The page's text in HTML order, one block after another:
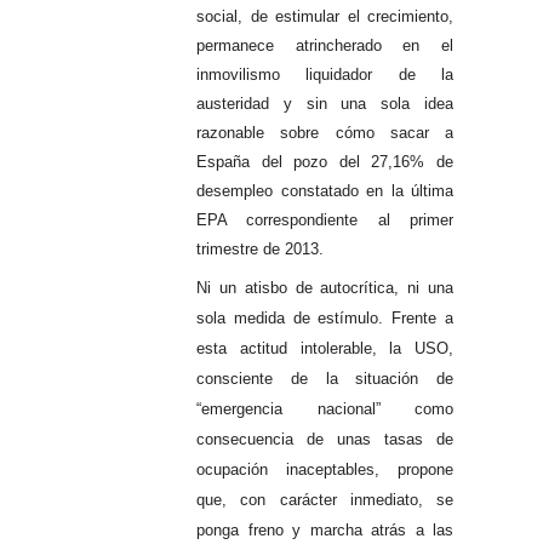
social, de estimular el crecimiento,
permanece atrincherado en el
inmovilismo liquidador de la
austeridad y sin una sola idea
razonable sobre cómo sacar a
España del pozo del 27,16% de
desempleo constatado en la última
EPA correspondiente al primer
trimestre de 2013.
Ni un atisbo de autocrítica, ni una
sola medida de estímulo. Frente a
esta actitud intolerable, la USO,
consciente de la situación de
“emergencia nacional” como
consecuencia de unas tasas de
ocupación inaceptables, propone
que, con carácter inmediato, se
ponga freno y marcha atrás a las